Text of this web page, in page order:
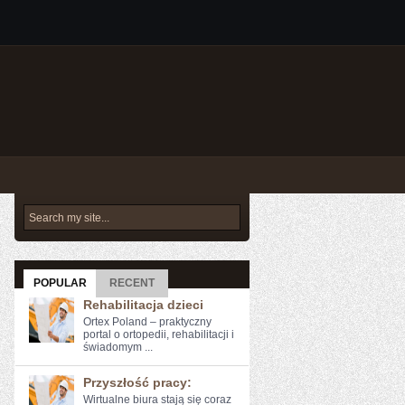
POPULAR RECENT
Rehabilitacja dzieci
Ortex Poland – praktyczny
portal o ortopedii, rehabilitacji i
świadomym ...
Przyszłość pracy:
Wirtualne biura‍ stają się ​coraz